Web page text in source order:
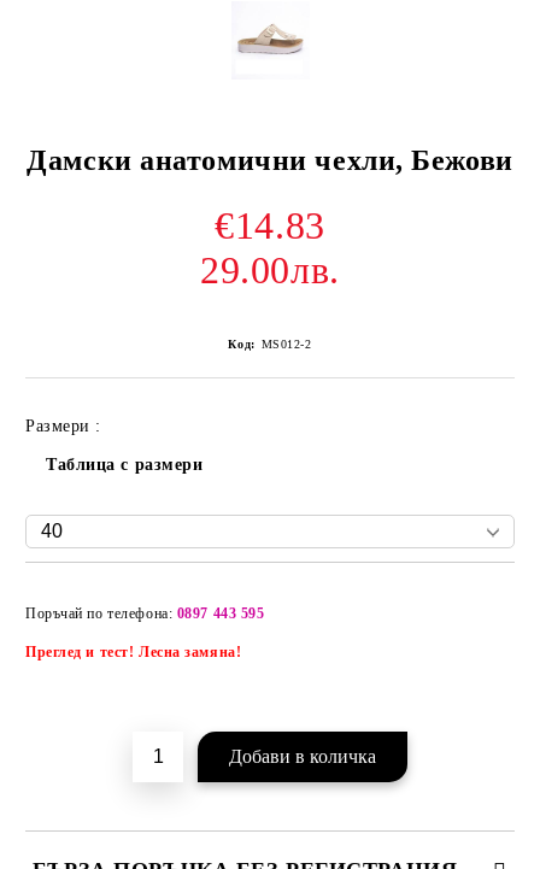
Дамски анатомични чехли, Бежови
€14.83
29.00лв.
Код: MS012-2
Размери :
Таблица с размери
Поръчай по телефона: 0897 443 595
Преглед и тест! Лесна замяна!